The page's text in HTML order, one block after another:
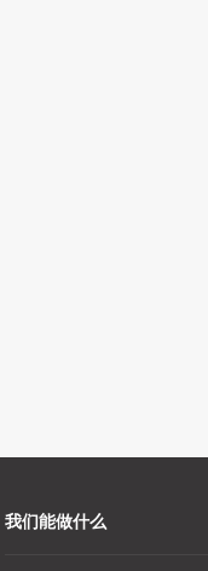
我们能做什么